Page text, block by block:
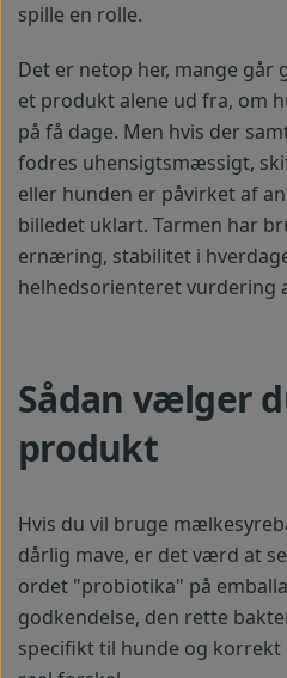
spille en rolle.
Det er netop her, mange går
et produkt alene ud fra, om
på få dage. Men hvis der
fodres uhensigtsmæssigt,
eller hunden er påvirket af
billedet uklart. Tarmen har
ernæring, stabilitet i
helhedsorienteret vurdering
Sådan vælger
produkt
Hvis du vil bruge
dårlig mave, er det værd at
ordet "probiotika" på
godkendelse, den rette
specifikt til hunde og